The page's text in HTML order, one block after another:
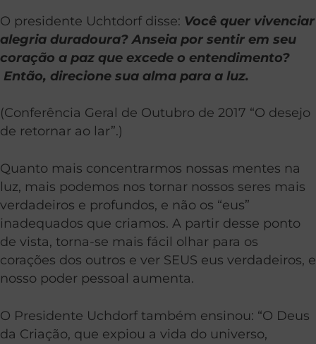
O presidente Uchtdorf disse: Você quer vivenciar
alegria duradoura? Anseia por sentir em seu
coração a paz que excede o entendimento?
Então, direcione sua alma para a luz.
(Conferência Geral de Outubro de 2017 “O desejo
de retornar ao lar”.)
Quanto mais concentrarmos nossas mentes na
luz, mais podemos nos tornar nossos seres mais
verdadeiros e profundos, e não os “eus”
inadequados que criamos. A partir desse ponto
de vista, torna-se mais fácil olhar para os
corações dos outros e ver SEUS eus verdadeiros, e
nosso poder pessoal aumenta.
O Presidente Uchdorf também ensinou: “O Deus
da Criação, que expiou a vida do universo,